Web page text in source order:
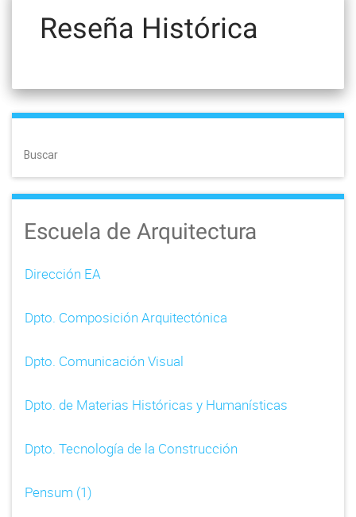
Reseña Histórica
Buscar
Escuela de Arquitectura
Dirección EA
Dpto. Composición Arquitectónica
Dpto. Comunicación Visual
Dpto. de Materias Históricas y Humanísticas
Dpto. Tecnología de la Construcción
Pensum (1)